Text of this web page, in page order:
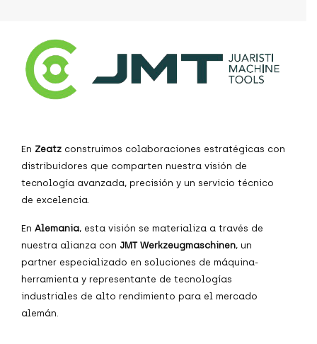
En Zeatz construimos colaboraciones estratégicas con
distribuidores que comparten nuestra visión de
tecnología avanzada, precisión y un servicio técnico
de excelencia.
En Alemania, esta visión se materializa a través de
nuestra alianza con JMT Werkzeugmaschinen, un
partner especializado en soluciones de máquina-
herramienta y representante de tecnologías
industriales de alto rendimiento para el mercado
alemán.